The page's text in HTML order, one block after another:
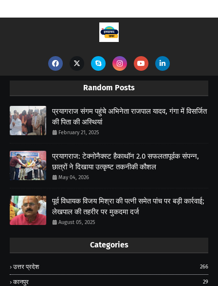
Random Posts
प्रयागराज संगम पहुंचे अभिनेता राजपाल यादव, गंगा में विसर्जित
की पिता की अस्थियां
February 21, 2025
प्रयागराज: टेक्नोनैक्स्ट हैकाथॉन 2.0 सफलतापूर्वक संपन्न,
छात्रों ने दिखाया उत्कृष्ट तकनीकी कौशल
May 04, 2026
पूर्व विधायक विजय मिश्रा की पत्नी समेत पांच पर बड़ी कार्रवाई;
लेखपाल की तहरीर पर मुकदमा दर्ज
August 05, 2025
Categories
उत्तर प्रदेश 266
कानपुर 29